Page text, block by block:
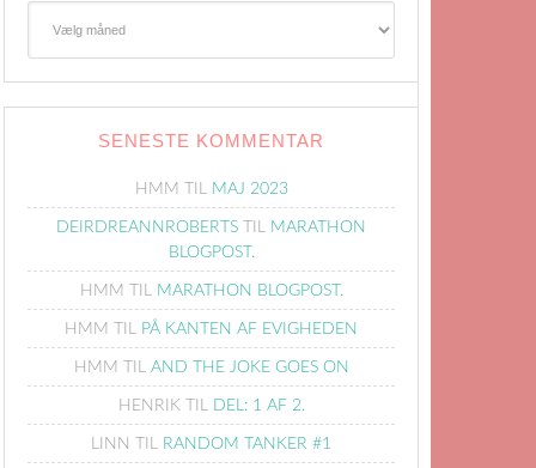
SENESTE KOMMENTAR
HMM TIL MAJ 2023
DEIRDREANNROBERTS TIL MARATHON
BLOGPOST.
HMM TIL MARATHON BLOGPOST.
HMM TIL PÅ KANTEN AF EVIGHEDEN
HMM TIL AND THE JOKE GOES ON
HENRIKTIL DEL: 1 AF 2.
LINN TIL RANDOM TANKER #1